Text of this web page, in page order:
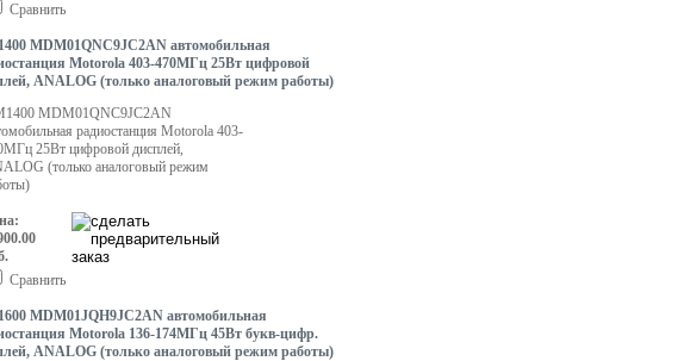
Сравнить
MDM01QNC9JC2AN автомобильная
Motorola 403-470МГц 25Вт цифровой
ANALOG (только аналоговый режим работы)
MDM01QNC9JC2AN
радиостанция Motorola 403-
25Вт цифровой дисплей,
(только аналоговый режим
Сравнить
MDM01JQH9JC2AN автомобильная
Motorola 136-174МГц 45Вт букв-цифр.
ANALOG (только аналоговый режим работы)